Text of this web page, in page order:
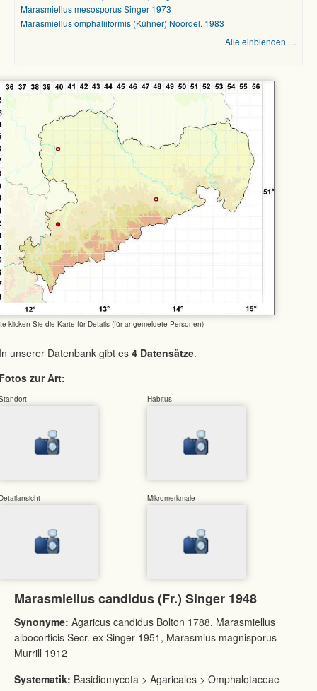
Marasmiellus mesosporus Singer 1973
Marasmiellus omphaliiformis (Kühner) Noordel. 1983
Alle einblenden …
klicken Sie die Karte für Details (für angemeldete Personen)
unserer Datenbank gibt es 4 Datensätze.
zur Art:
Habitus
Mikromerkmale
Marasmiellus candidus (Fr.) Singer 1948
Synonyme: Agaricus candidus Bolton 1788, Marasmiellus
albocorticis Secr. ex Singer 1951, Marasmius magnisporus
Murrill 1912
Systematik: Basidiomycota > Agaricales > Omphalotaceae